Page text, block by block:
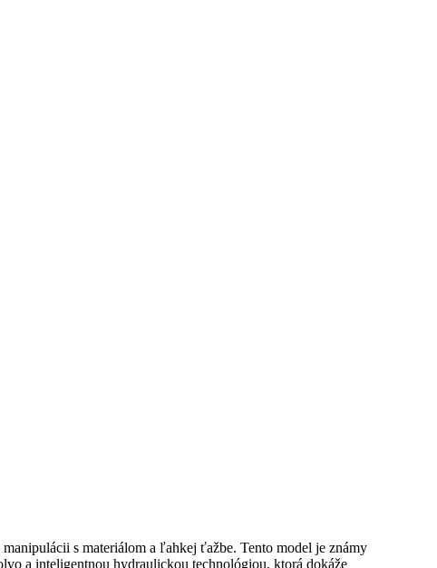
s materiálom a ľahkej ťažbe. Tento model je známy
a inteligentnou hydraulickou technológiou, ktorá dokáže